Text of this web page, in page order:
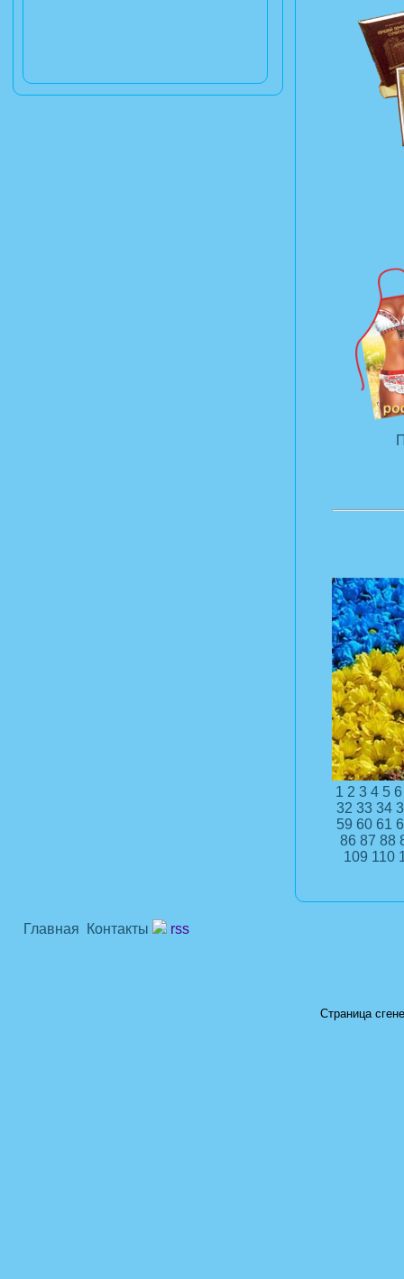
1 2 3 4 5 6
32 33 34
59 60 61
86 87 88
109 110
Главная Контакты rss
Страница